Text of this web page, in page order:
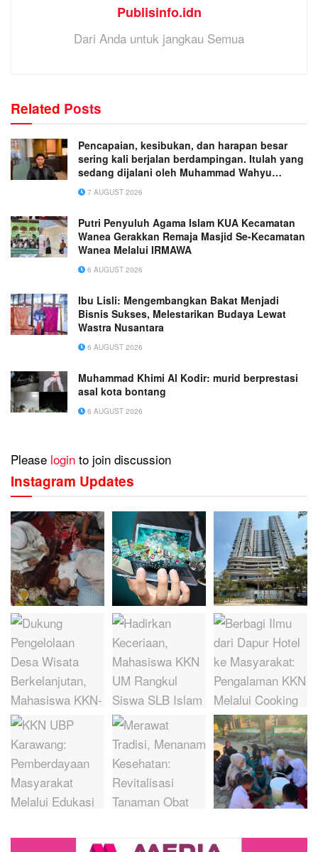
Publisinfo.idn
Dari Anda untuk jangkau Semua
Related Posts
Pencapaian, kesibukan, dan harapan besar
sering kali berjalan berdampingan. Itulah yang
sedang dijalani oleh Muhammad Wahyu
Wicaksana.
7 AUGUST 2026
Putri Penyuluh Agama Islam KUA Kecamatan
Wanea Gerakkan Remaja Masjid Se-Kecamatan
Wanea Melalui IRMAWA
6 AUGUST 2026
Ibu Lisli: Mengembangkan Bakat Menjadi
Bisnis Sukses, Melestarikan Budaya Lewat
Wastra Nusantara
6 AUGUST 2026
Muhammad Khimi Al Kodir: murid berprestasi
asal kota bontang
6 AUGUST 2026
Please login to join discussion
Instagram Updates